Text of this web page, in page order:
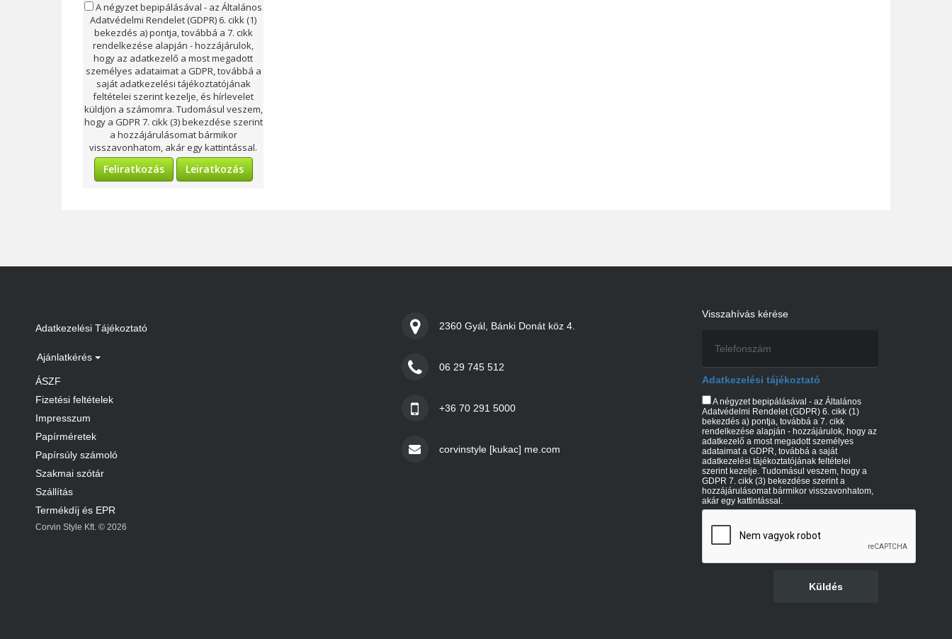
A négyzet bepipálásával - az Általános
Adatvédelmi Rendelet (GDPR) 6. cikk (1)
bekezdés a) pontja, továbbá a 7. cikk
rendelkezése alapján - hozzájárulok,
hogy az adatkezelő a most megadott
személyes adataimat a GDPR, továbbá a
saját adatkezelési tájékoztatójának
feltételei szerint kezelje, és hírlevelet
küldjön a számomra. Tudomásul veszem,
hogy a GDPR 7. cikk (3) bekezdése szerint
a hozzájárulásomat bármikor
visszavonhatom, akár egy kattintással.
Feliratkozás Leiratkozás
Adatkezelési Tájékoztató
Ajánlatkérés
ÁSZF
Fizetési feltételek
Impresszum
Papírméretek
Papírsúly számoló
Szakmai szótár
Szállítás
Termékdíj és EPR
Corvin Style Kft. © 2026
2360 Gyál, Bánki Donát köz 4.
06 29 745 512
+36 70 291 5000
corvinstyle [kukac] me.com
Visszahívás kérése
Adatkezelési tájékoztató
A négyzet bepipálásával - az Általános
Adatvédelmi Rendelet (GDPR) 6. cikk (1)
bekezdés a) pontja, továbbá a 7. cikk
rendelkezése alapján - hozzájárulok, hogy az
adatkezelő a most megadott személyes
adataimat a GDPR, továbbá a saját
adatkezelési tájékoztatójának feltételei
szerint kezelje. Tudomásul veszem, hogy a
GDPR 7. cikk (3) bekezdése szerint a
hozzájárulásomat bármikor visszavonhatom,
akár egy kattintással.
Küldés